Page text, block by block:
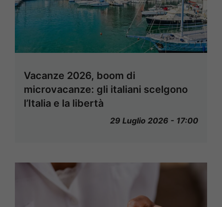
Vacanze 2026, boom di
microvacanze: gli italiani scelgono
l’Italia e la libertà
29 Luglio 2026 - 17:00